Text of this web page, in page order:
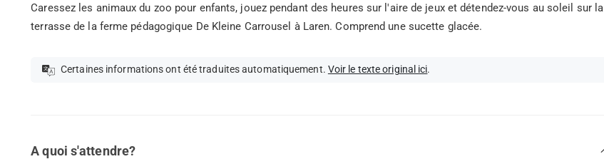
Caressez les animaux du zoo pour enfants, jouez pendant des heures sur l'aire de jeux et détendez-vous au soleil sur la
terrasse de la ferme pédagogique De Kleine Carrousel à Laren. Comprend une sucette glacée.
Certaines informations ont été traduites automatiquement. Voir le texte original ici.
A quoi s'attendre?